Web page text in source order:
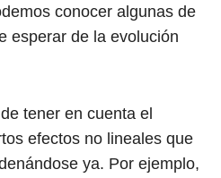
conocer algunas de
esperar de la evolución
tener en cuenta el
efectos no lineales que
ya. Por ejemplo,